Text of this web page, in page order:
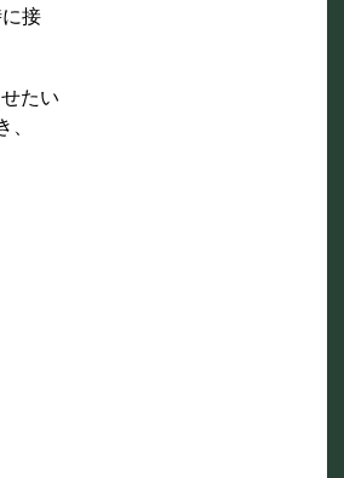
接
たい